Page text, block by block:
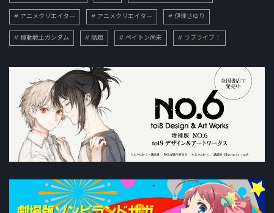
アニメクリエイター アニメクリエイター 伊達さゆり
機動戦士ガンダム 話題 ペイトン尚未 ラブライブ！